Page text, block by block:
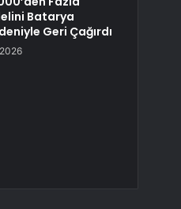
Batarya
Geri Çağırdı